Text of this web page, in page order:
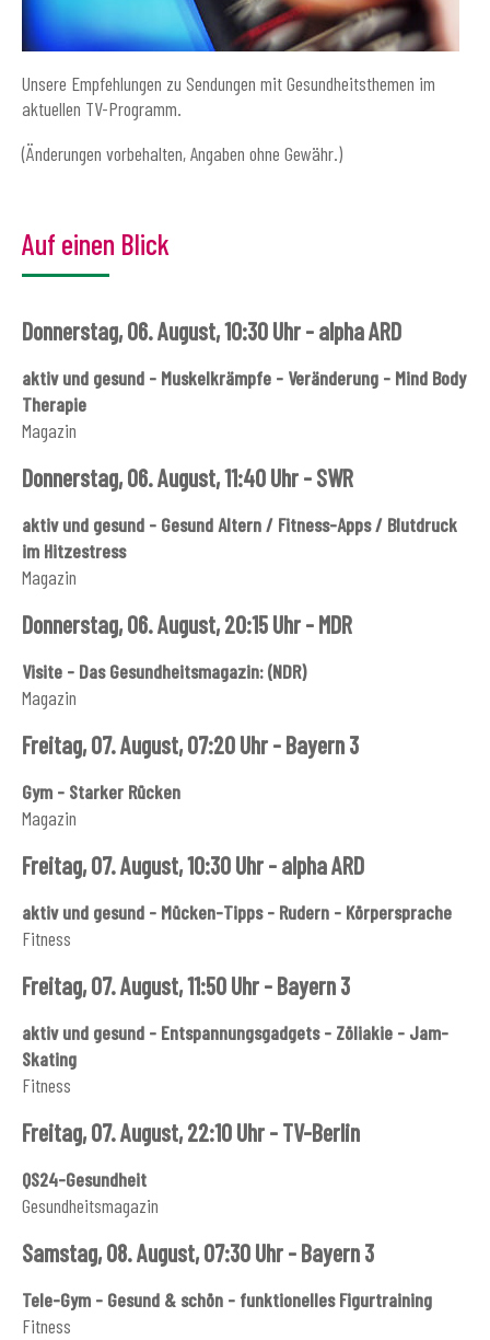
Unsere Empfehlungen zu Sendungen mit Gesundheitsthemen im
aktuellen TV-Programm.
(Änderungen vorbehalten, Angaben ohne Gewähr.)
Auf einen Blick
Donnerstag, 06. August, 10:30 Uhr - alpha ARD
aktiv und gesund - Muskelkrämpfe - Veränderung - Mind Body
Therapie
Magazin
Donnerstag, 06. August, 11:40 Uhr - SWR
aktiv und gesund - Gesund Altern / Fitness-Apps / Blutdruck
im Hitzestress
Magazin
Donnerstag, 06. August, 20:15 Uhr - MDR
Visite - Das Gesundheitsmagazin: (NDR)
Magazin
Freitag, 07. August, 07:20 Uhr - Bayern 3
Gym - Starker Rücken
Magazin
Freitag, 07. August, 10:30 Uhr - alpha ARD
aktiv und gesund - Mücken-Tipps - Rudern - Körpersprache
Fitness
Freitag, 07. August, 11:50 Uhr - Bayern 3
aktiv und gesund - Entspannungsgadgets - Zöliakie - Jam-
Skating
Fitness
Freitag, 07. August, 22:10 Uhr - TV-Berlin
QS24-Gesundheit
Gesundheitsmagazin
Samstag, 08. August, 07:30 Uhr - Bayern 3
Tele-Gym - Gesund & schön - funktionelles Figurtraining
Fitness